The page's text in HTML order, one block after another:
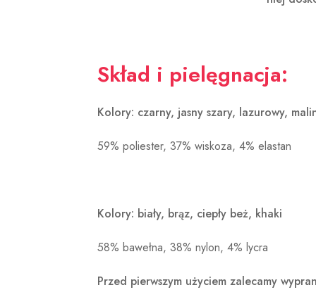
Skład i pielęgnacja:
Kolory: czarny, jasny szary, lazurowy,
59% poliester, 37% wiskoza, 4% elastan
Kolory: biały, brąz, ciepły beż, khaki
58% bawełna, 38% nylon, 4% lycra
Przed pierwszym użyciem zalecamy